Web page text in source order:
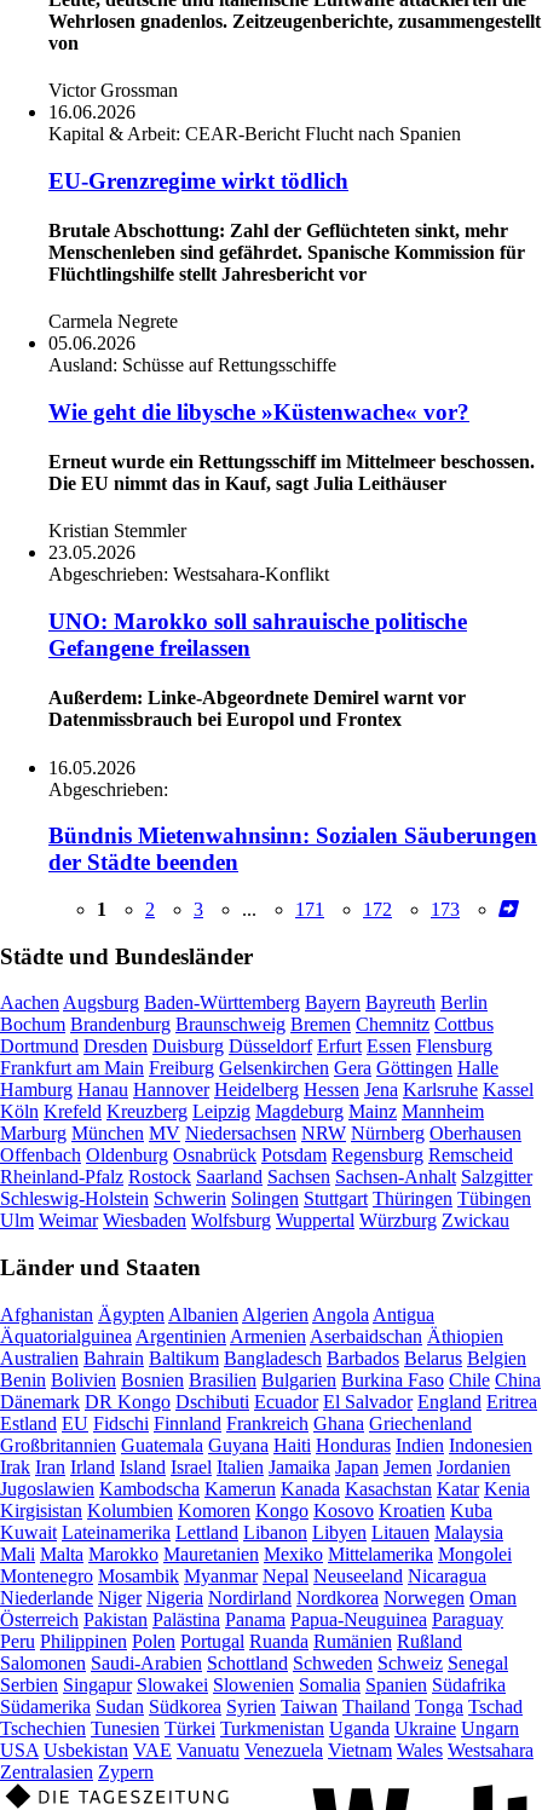
Wehrlosen gnadenlos. Zeitzeugenberichte, zusammengestellt
von
Victor Grossman
16.06.2026
Kapital & Arbeit: CEAR-Bericht Flucht nach Spanien
EU-Grenzregime wirkt tödlich
Brutale Abschottung: Zahl der Geflüchteten sinkt, mehr
Menschenleben sind gefährdet. Spanische Kommission für
Flüchtlingshilfe stellt Jahresbericht vor
Carmela Negrete
05.06.2026
Ausland: Schüsse auf Rettungsschiffe
Wie geht die libysche »Küstenwache« vor?
Erneut wurde ein Rettungsschiff im Mittelmeer beschossen.
Die EU nimmt das in Kauf, sagt Julia Leithäuser
Kristian Stemmler
23.05.2026
Abgeschrieben: Westsahara-Konflikt
UNO: Marokko soll sahrauische politische
Gefangene freilassen
Außerdem: Linke-Abgeordnete Demirel warnt vor
Datenmissbrauch bei Europol und Frontex
16.05.2026
Abgeschrieben:
Bündnis Mietenwahnsinn: Sozialen Säuberungen
der Städte beenden
1 2 3 ... 171 172 173
Städte und Bundesländer
AachenAugsburg Baden-Württemberg Bayern Bayreuth Berlin
Bochum Brandenburg Braunschweig Bremen Chemnitz Cottbus
Dortmund Dresden Duisburg Düsseldorf Erfurt Essen Flensburg
Frankfurt am Main Freiburg Gelsenkirchen Gera Göttingen Halle
Hamburg Hanau Hannover Heidelberg Hessen Jena Karlsruhe Kassel
Köln Krefeld Kreuzberg Leipzig Magdeburg Mainz Mannheim
Marburg München MV Niedersachsen NRW Nürnberg Oberhausen
Offenbach Oldenburg Osnabrück Potsdam Regensburg Remscheid
Rheinland-Pfalz Rostock Saarland Sachsen Sachsen-Anhalt Salzgitter
Schleswig-Holstein Schwerin Solingen Stuttgart Thüringen Tübingen
Ulm Weimar Wiesbaden Wolfsburg Wuppertal Würzburg Zwickau
Länder und Staaten
Afghanistan Ägypten Albanien Algerien Angola Antigua
Äquatorialguinea Argentinien Armenien Aserbaidschan Äthiopien
Australien Bahrain Baltikum Bangladesch Barbados Belarus Belgien
Benin Bolivien Bosnien Brasilien Bulgarien Burkina Faso Chile China
Dänemark DR Kongo Dschibuti Ecuador El Salvador England Eritrea
Estland EU Fidschi Finnland Frankreich Ghana Griechenland
Großbritannien Guatemala Guyana Haiti Honduras Indien Indonesien
Irak Iran Irland Island Israel Italien Jamaika Japan Jemen Jordanien
Jugoslawien Kambodscha Kamerun Kanada Kasachstan Katar Kenia
Kirgisistan Kolumbien Komoren Kongo Kosovo Kroatien Kuba
Kuwait Lateinamerika Lettland Libanon Libyen Litauen Malaysia
Mali Malta Marokko Mauretanien Mexiko Mittelamerika Mongolei
Montenegro Mosambik Myanmar Nepal Neuseeland Nicaragua
Niederlande Niger Nigeria Nordirland Nordkorea Norwegen Oman
Österreich Pakistan Palästina Panama Papua-Neuguinea Paraguay
Peru Philippinen Polen Portugal Ruanda Rumänien Rußland
Salomonen Saudi-Arabien Schottland Schweden Schweiz Senegal
Serbien Singapur Slowakei Slowenien Somalia Spanien Südafrika
Südamerika Sudan Südkorea Syrien Taiwan Thailand Tonga Tschad
Tschechien Tunesien Türkei Turkmenistan Uganda Ukraine Ungarn
USA Usbekistan VAE Vanuatu Venezuela Vietnam Wales Westsahara
Zentralasien Zypern